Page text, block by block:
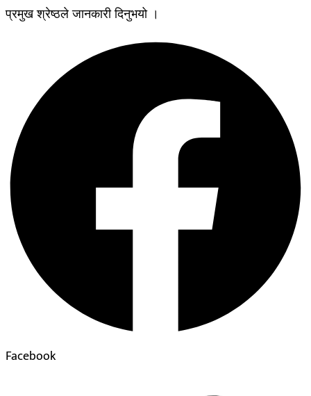
प्रमुख श्रेष्ठले जानकारी दिनुभयो ।
Facebook